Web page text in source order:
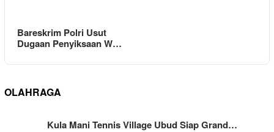
Bareskrim Polri Usut
Dugaan Penyiksaan W…
OLAHRAGA
Kula Mani Tennis Village Ubud Siap Grand…